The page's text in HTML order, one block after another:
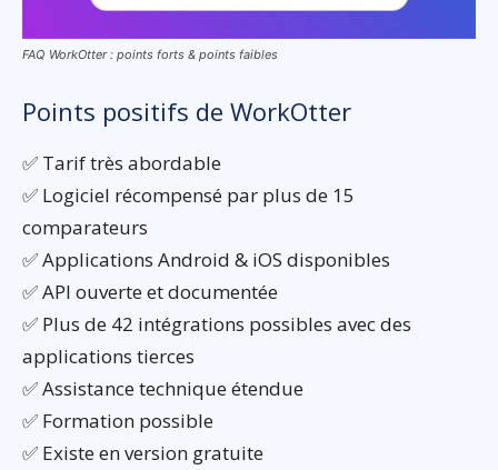
FAQ WorkOtter : points forts & points faibles
Points positifs de WorkOtter
✅ Tarif très abordable
✅ Logiciel récompensé par plus de 15
comparateurs
✅ Applications Android & iOS disponibles
✅ API ouverte et documentée
✅ Plus de 42 intégrations possibles avec des
applications tierces
✅ Assistance technique étendue
✅ Formation possible
✅ Existe en version gratuite